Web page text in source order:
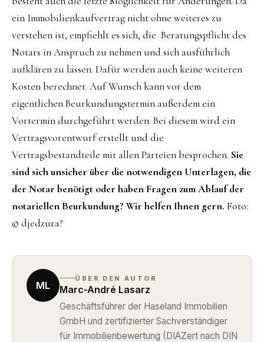
ein Immobilienkaufvertrag nicht ohne weiteres zu
verstehen ist, empfiehlt es sich, die Beratungspflicht des
Notars in Anspruch zu nehmen und sich ausführlich
aufklären zu lassen. Dafür werden auch keine weiteren
Kosten berechnet. Auf Wunsch kann vor dem
eigentlichen Beurkundungstermin außerdem ein
Vortermin durchgeführt werden. Bei diesem wird ein
Vertragsvorentwurf erstellt und die
Vertragsbestandteile mit allen Parteien besprochen. Sie
sind sich unsicher über die notwendigen Unterlagen, die
der Notar benötigt oder haben Fragen zum Ablauf der
notariellen Beurkundung? Wir helfen Ihnen gern. Foto:
© djedzura?
ML
ÜBER DEN AUTOR
Marc-André Lasarz
Geschäftsführer der Haseland Immobilien
GmbH und zertifizierter Sachverständiger
für Immobilienbewertung (DIAZert nach DIN